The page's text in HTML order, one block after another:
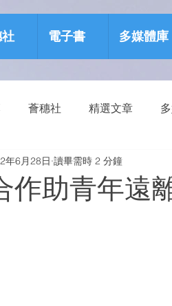
電子書 多媒體庫
薈穗社 精選文章
健康生活
作助青年遠
年6月28日 讀畢需時 2 分鐘